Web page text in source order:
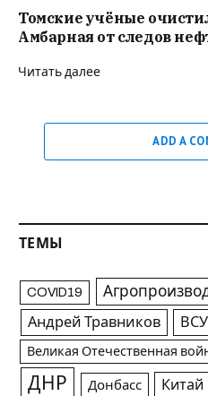
Томские учёные
Амбарная от следов
Читать далее
ADD A
ТЕМЫ
COVID19
Андрей Травников ВСУ
Великая Отечественная
ДНР Донбасс Китай